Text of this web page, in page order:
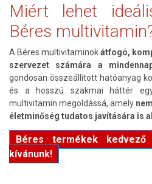
Miért lehet
Béres
A Béres multivitaminokátfogó,
szervezet számára a
gondosan összeállított hatóanyag
és a hosszú szakmai háttér
multivitamin megoldássá, amely
életminőség tudatos javítására is
Béres termékek
kívánunk!